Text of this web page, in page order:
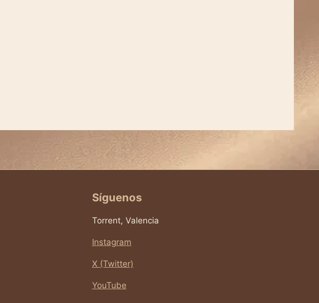
Síguenos
Torrent, Valencia
Instagram
X (Twitter)
YouTube